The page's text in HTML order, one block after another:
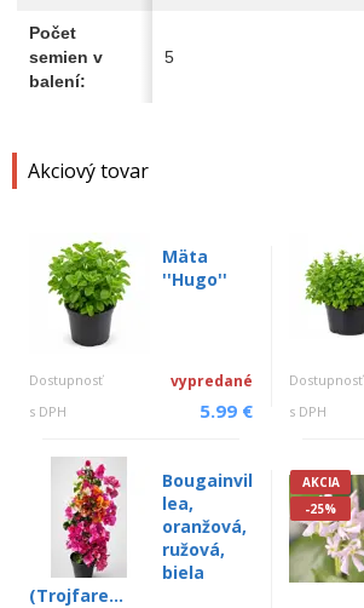
Akciový tovar
Mäta
''Hugo''
Dostupnosť vypredané
s DPH 5.99 €
Dostupnosť
s DPH
Bougainvil
lea,
oranžová,
ružová,
biela
(Trojfare...
AKCIA
-25%
Počet
semien v
balení:
5